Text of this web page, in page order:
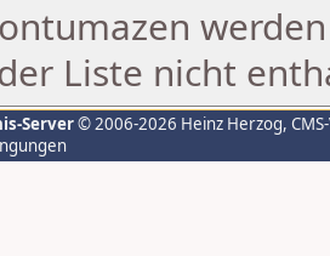
Liste nicht
Server© 2006-2026 Heinz Herzog,